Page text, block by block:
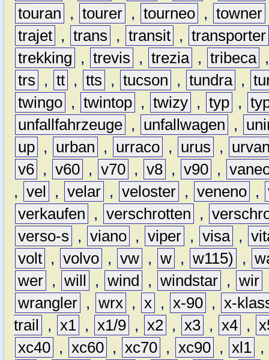
touran
, tourer , tourneo , towner
trajet , trans , transit , transporter
trekking
, trevis , trezia , tribeca
trs
, tt , tts , tucson , tundra ,
twingo , twintop , twizy , typ ,
unfallfahrzeuge , unfallwagen ,
up , urban , urraco , urus ,
v6 , v60 , v70 , v8 , v90 ,
, vel , velar , veloster , veneno ,
verkaufen
, verschrotten ,
verso-s
, viano , viper , visa ,
volt , volvo , vw , w , w115) ,
wer , will , wind , windstar , wir
wrangler , wrx , x , x-90 , x-
trail
, x1 , x1/9 , x2 , x3 , x4 ,
xc40 , xc60 , xc70 , xc90 , xl1 ,